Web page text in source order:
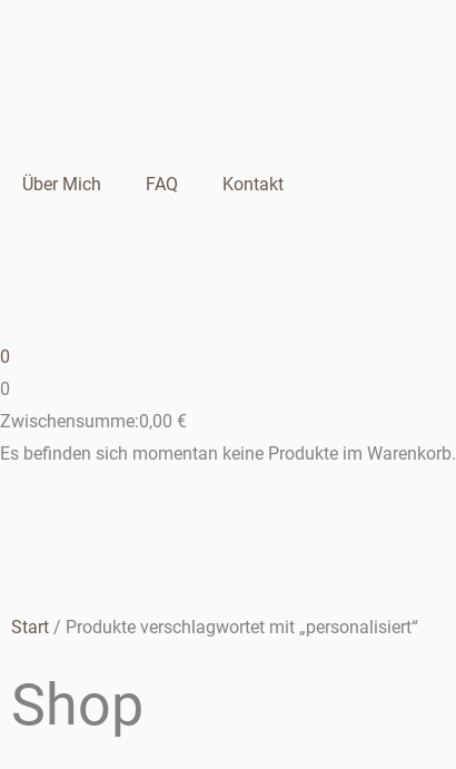
Über Mich FAQ Kontakt
0
0
Zwischensumme:0,00 €
Es befinden sich momentan keine Produkte im Warenkorb.
Start / Produkte verschlagwortet mit „personalisiert“
Shop